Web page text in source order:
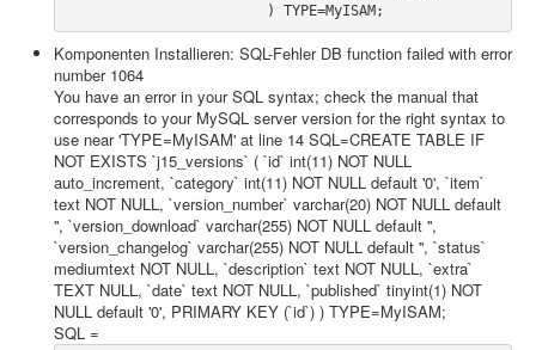
Home
PovRay
PHP
Webdesign
CMS
Grafik
JavaScript
			) TYPE=MyISAM;
Komponenten Installieren: SQL-Fehler DB function failed with error
number 1064
You have an error in your SQL syntax; check the manual that
corresponds to your MySQL server version for the right syntax to
use near 'TYPE=MyISAM' at line 14 SQL=CREATE TABLE IF
NOT EXISTS `j15_versions` ( `id` int(11) NOT NULL
auto_increment, `category` int(11) NOT NULL default '0', `item`
text NOT NULL, `version_number` varchar(20) NOT NULL default
'', `version_download` varchar(255) NOT NULL default '',
`version_changelog` varchar(255) NOT NULL default '', `status`
mediumtext NOT NULL, `description` text NOT NULL, `extra`
TEXT NULL, `date` text NOT NULL, `published` tinyint(1) NOT
NULL default '0', PRIMARY KEY (`id`) ) TYPE=MyISAM;
SQL =